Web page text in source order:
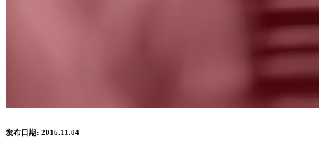
发布日期: 2016.11.04